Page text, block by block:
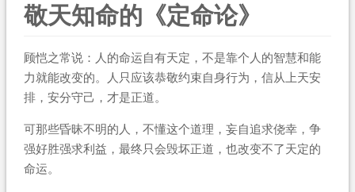
敬天知命的《定命论》
顾恺之常说：人的命运自有天定，不是靠个人的智慧和能
力就能改变的。人只应该恭敬约束自身行为，信从上天安
排，安分守己，才是正道。
可那些昏昧不明的人，不懂这个道理，妄自追求侥幸，争
强好胜强求利益，最终只会毁坏正道，也改变不了天定的
命运。